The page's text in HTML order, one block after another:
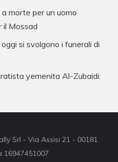
morte per un uomo
il Mossad
si svolgono i funerali di
yemenita Al-Zubaidi:
Srl - Via Assisi 21 - 00181
16947451007